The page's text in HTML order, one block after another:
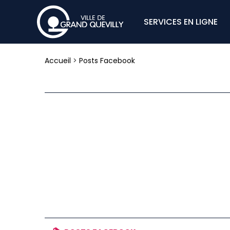
SERVICES EN LIGNE
Accueil > Posts Facebook